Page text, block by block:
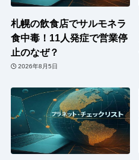
札幌の飲食店でサルモネラ
食中毒！11人発症で営業停
止のなぜ？
2026年8月5日